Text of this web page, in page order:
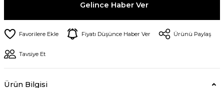
Gelince Haber Ver
Fiyatı Düşünce Haber Ver Ürünü Paylaş
Tavsiye Et
Ürün Bilgisi